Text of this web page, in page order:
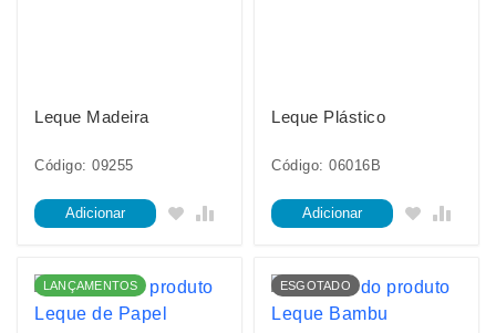
Leque Madeira
Código: 09255
Adicionar
Leque Plástico
Código: 06016B
Adicionar
LANÇAMENTOS ESGOTADO